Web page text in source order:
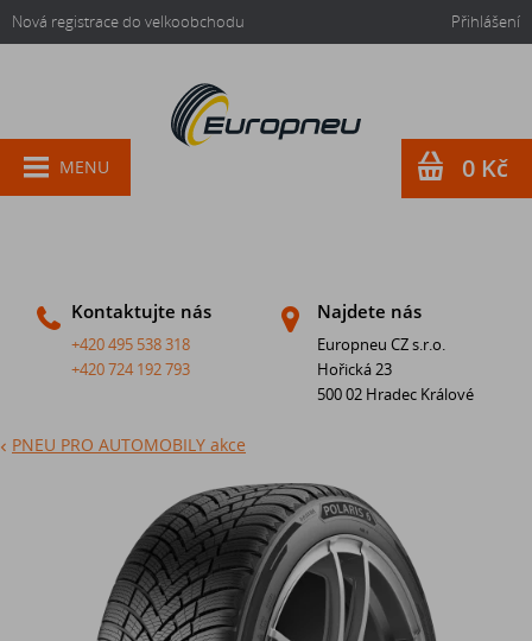
Nová registrace do velkoobchodu Přihlášení
Kontaktujte nás
+420 495 538 318
+420 724 192 793
Najdete nás
Europneu CZ s.r.o.
Hořická 23
500 02 Hradec Králové
MENU 0 Kč
PNEU PRO AUTOMOBILY akce